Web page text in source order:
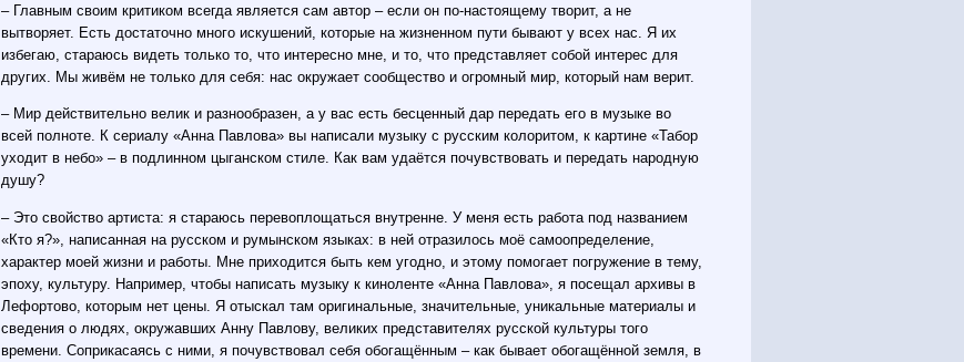
– Главным своим критиком всегда является сам автор – если он по-настоящему творит, а не
вытворяет. Есть достаточно много искушений, которые на жизненном пути бывают у всех нас. Я их
избегаю, стараюсь видеть только то, что интересно мне, и то, что представляет собой интерес для
других. Мы живём не только для себя: нас окружает сообщество и огромный мир, который нам верит.
– Мир действительно велик и разнообразен, а у вас есть бесценный дар передать его в музыке во
всей полноте. К сериалу «Анна Павлова» вы написали музыку с русским колоритом, к картине «Табор
уходит в небо» – в подлинном цыганском стиле. Как вам удаётся почувствовать и передать народную
душу?
– Это свойство артиста: я стараюсь перевоплощаться внутренне. У меня есть работа под названием
«Кто я?», написанная на русском и румынском языках: в ней отразилось моё самоопределение,
характер моей жизни и работы. Мне приходится быть кем угодно, и этому помогает погружение в тему,
эпоху, культуру. Например, чтобы написать музыку к киноленте «Анна Павлова», я посещал архивы в
Лефортово, которым нет цены. Я отыскал там оригинальные, значительные, уникальные материалы и
сведения о людях, окружавших Анну Павлову, великих представителях русской культуры того
времени. Соприкасаясь с ними, я почувствовал себя обогащённым – как бывает обогащённой земля, в